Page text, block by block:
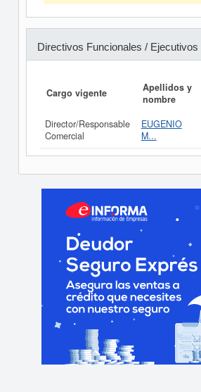
Directivos Funcionales / Ejecutivos
Cargo vigente
Apellidos y
nombre
Director/Responsable
Comercial
EUGENIO
M...